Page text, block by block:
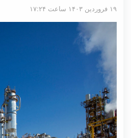
۱۹ فروردین ۱۴۰۳ ساعت ۱۷:۲۴